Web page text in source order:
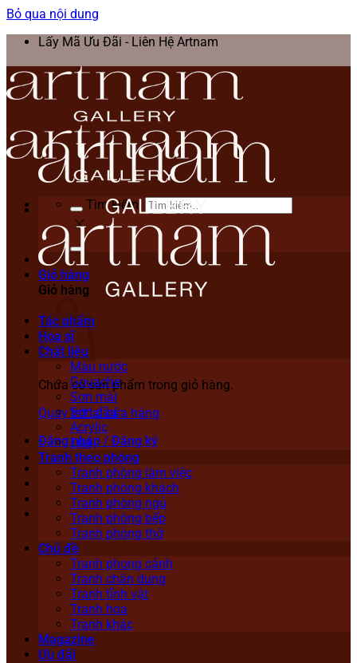
Bỏ qua nội dung
Lấy Mã Ưu Đãi - Liên Hệ Artnam
Tìm kiếm:
Giỏ hàng
Giỏ hàng
Chưa có sản phẩm trong giỏ hàng.
Quay trở lại cửa hàng
Đăng nhập / Đăng ký
Tác phẩm
Họa sĩ
Chất liệu
Màu nước
Gouache
Sơn mài
Sơn dầu
Acrylic
Lụa
Tranh theo phòng
Tranh phòng làm việc
Tranh phòng khách
Tranh phòng ngủ
Tranh phòng bếp
Tranh phòng thờ
Chủ đề
Tranh phong cảnh
Tranh chân dung
Tranh tĩnh vật
Tranh hoa
Tranh khác
Magazine
Ưu đãi